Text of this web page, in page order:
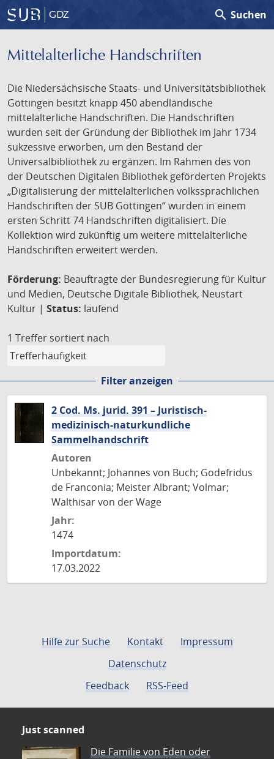
GDZ search Suchen
Mittelalterliche Handschriften
Die Niedersächsische Staats- und Universitätsbibliothek
Göttingen besitzt knapp 450 abendländische
mittelalterliche Handschriften. Die Handschriften
wurden seit der Gründung der Bibliothek im Jahr 1734
sukzessive erworben, um den Bestand der
Universalbibliothek zu ergänzen. Im Rahmen des von
der Deutschen Digitalen Bibliothek geförderten Projekts
„Digitalisierung der mittelalterlichen volkssprachlichen
Handschriften der SUB Göttingen“ wurden in einem
ersten Schritt 74 Handschriften digitalisiert. Die
Kollektion wird zukünftig um weitere mittelalterliche
Handschriften erweitert werden.
Förderung: Beauftragte der Bundesregierung für Kultur
und Medien, Deutsche Digitale Bibliothek, Neustart
Kultur | Status: laufend
1 Treffer sortiert nach
Filter anzeigen
2 Cod. Ms. jurid. 391 – Juristisch-
medizinisch-naturkundliche
Sammelhandschrift
Autoren
Unbekannt; Johannes von Buch; Godefridus
de Franconia; Meister Albrant; Volmar;
Walthisar von der Wage
Jahr:
1474
Importdatum:
17.03.2022
Hilfe zur Suche Kontakt
Impressum
Datenschutz
Feedback
RSS-Feed
Just scanned
Die Familie von Eden oder